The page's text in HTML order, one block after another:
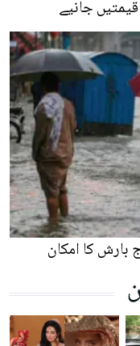
جانیے
کا امکان